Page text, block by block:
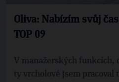
Oliva: Nabízím svůj
TOP 09
V manažerských funkcích,
ty vrcholové jsem pracoval